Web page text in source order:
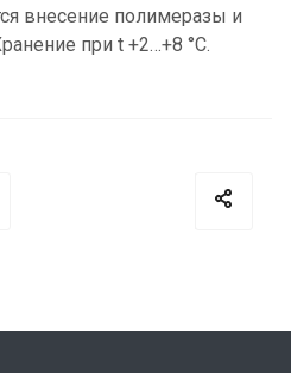
внесение полимеразы и
при t +2…+8 °С.